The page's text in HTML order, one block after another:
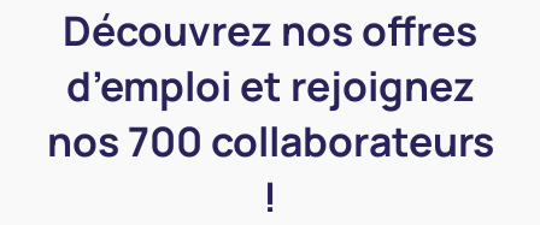
Découvrez nos offres
d’emploi et rejoignez
nos 700 collaborateurs
!